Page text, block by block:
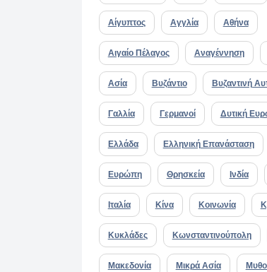
Αίγυπτος Αγγλία Αθήνα
Αιγαίο Πέλαγος Αναγέννηση
Ασία Βυζάντιο Βυζαντινή
Γαλλία Γερμανοί Δυτική
Ελλάδα Ελληνική Επανάσταση
Ευρώπη Θρησκεία Ινδία
Ιταλία Κίνα Κοινωνία
Κυκλάδες Κωνσταντινούπολη
Μακεδονία Μικρά Ασία